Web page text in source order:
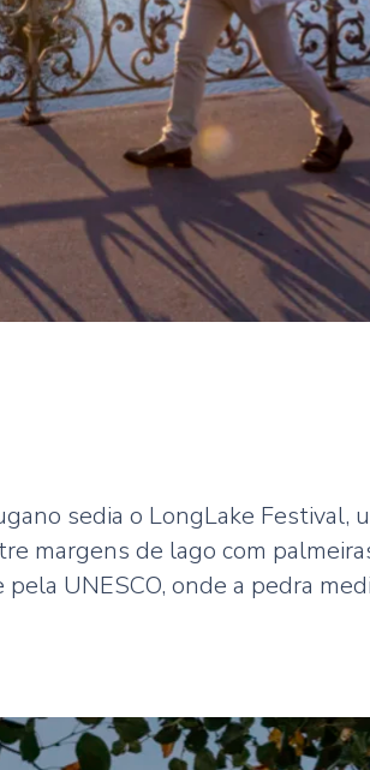
sedia o LongLake Festival,
margens de lago com
UNESCO, onde a pedra